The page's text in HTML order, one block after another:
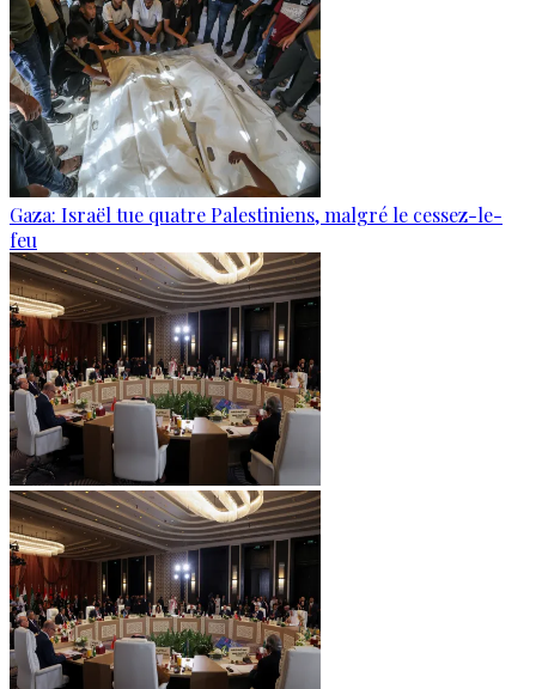
Gaza: Israël tue quatre Palestiniens, malgré le cessez-le-
feu